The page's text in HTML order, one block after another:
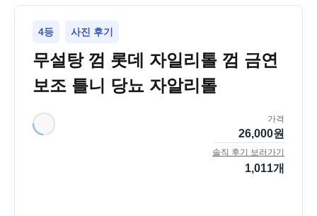
4등 사진 후기
무설탕 껌 롯데 자일리톨 껌 금연
보조 틀니 당뇨 자알리톨
가격
26,000원
솔직 후기 보러가기
1,011개